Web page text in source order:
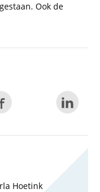
Ook de
Hoetink